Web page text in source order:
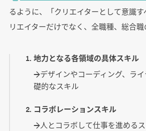
るように、「クリエイターとして意識
リエイターだけでなく、全職種、総合職
地力となる各領域の具体スキル
→デザインやコーディング、ラ
礎的なスキル
コラボレーションスキル
→人とコラボして仕事を進める